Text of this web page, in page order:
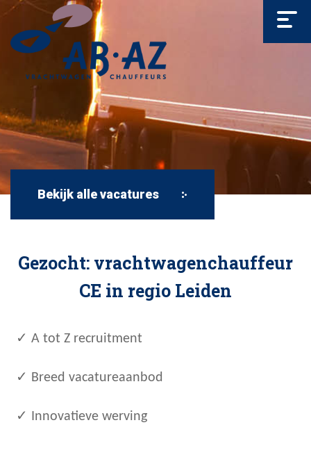
Bekijk alle vacatures
Gezocht: vrachtwagenchauffeur
CE in regio Leiden
✓ A tot Z recruitment
✓ Breed vacatureaanbod
✓ Innovatieve werving